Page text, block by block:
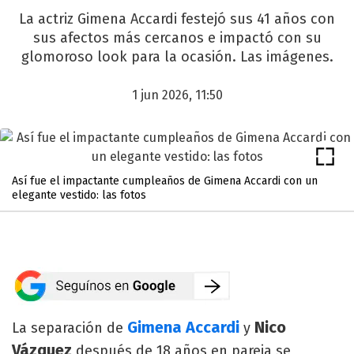
La actriz Gimena Accardi festejó sus 41 años con
sus afectos más cercanos e impactó con su
glomoroso look para la ocasión. Las imágenes.
1 jun 2026, 11:50
Así fue el impactante cumpleaños de Gimena Accardi con un
elegante vestido: las fotos
La separación de Gimena Accardi y Nico
Vázquez